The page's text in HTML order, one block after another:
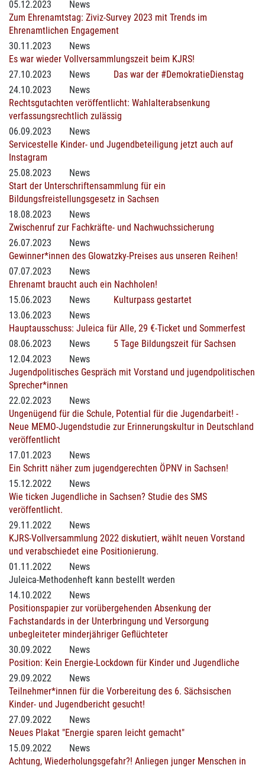
05.12.2023
News
Zum Ehrenamtstag: Ziviz-Survey 2023 mit Trends im
Ehrenamtlichen Engagement
30.11.2023
News
Es war wieder Vollversammlungszeit beim KJRS!
27.10.2023
News
Das war der #DemokratieDienstag
24.10.2023
News
Rechtsgutachten veröffentlicht: Wahlalterabsenkung
verfassungsrechtlich zulässig
06.09.2023
News
Servicestelle Kinder- und Jugendbeteiligung jetzt auch auf
Instagram
25.08.2023
News
Start der Unterschriftensammlung für ein
Bildungsfreistellungsgesetz in Sachsen
18.08.2023
News
Zwischenruf zur Fachkräfte- und Nachwuchssicherung
26.07.2023
News
Gewinner*innen des Glowatzky-Preises aus unseren Reihen!
07.07.2023
News
Ehrenamt braucht auch ein Nachholen!
15.06.2023
News
Kulturpass gestartet
13.06.2023
News
Hauptausschuss: Juleica für Alle, 29 €-Ticket und Sommerfest
08.06.2023
News
5 Tage Bildungszeit für Sachsen
12.04.2023
News
Jugendpolitisches Gespräch mit Vorstand und jugendpolitischen
Sprecher*innen
22.02.2023
News
Ungenügend für die Schule, Potential für die Jugendarbeit! -
Neue MEMO-Jugendstudie zur Erinnerungskultur in Deutschland
veröffentlicht
17.01.2023
News
Ein Schritt näher zum jugendgerechten ÖPNV in Sachsen!
15.12.2022
News
Wie ticken Jugendliche in Sachsen? Studie des SMS
veröffentlicht.
29.11.2022
News
KJRS-Vollversammlung 2022 diskutiert, wählt neuen Vorstand
und verabschiedet eine Positionierung.
01.11.2022
News
Juleica-Methodenheft kann bestellt werden
14.10.2022
News
Positionspapier zur vorübergehenden Absenkung der
Fachstandards in der Unterbringung und Versorgung
unbegleiteter minderjähriger Geflüchteter
30.09.2022
News
Position: Kein Energie-Lockdown für Kinder und Jugendliche
29.09.2022
News
Teilnehmer*innen für die Vorbereitung des 6. Sächsischen
Kinder- und Jugendbericht gesucht!
27.09.2022
News
Neues Plakat "Energie sparen leicht gemacht"
15.09.2022
News
Achtung, Wiederholungsgefahr?! Anliegen junger Menschen in